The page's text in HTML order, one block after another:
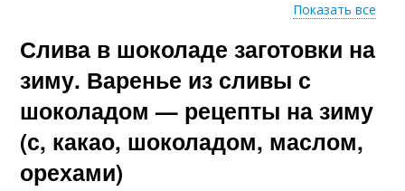
Рецепт на зиму Классический рецепт
Простые рецепты Вкусные рецепты
Показать все
Слива в шоколаде заготовки на
зиму. Варенье из сливы с
шоколадом — рецепты на зиму
(с, какао, шоколадом, маслом,
орехами)